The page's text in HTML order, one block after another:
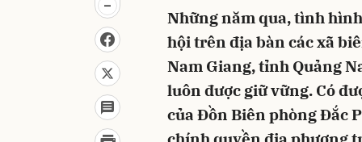
Những năm qua, tình
hội trên địa bàn các xã
Nam Giang, tỉnh Quảng
luôn được giữ vững. Có
của Đồn Biên phòng Đắc